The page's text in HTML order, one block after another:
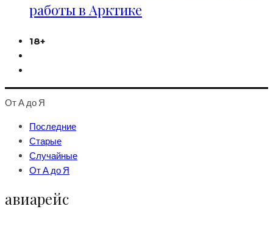
работы в Арктике
18+
От А до Я
Последние
Старые
Случайные
От А до Я
авиарейс